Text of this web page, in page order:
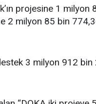
projesine 1 milyon
2 milyon 85 bin
3 milyon 912 bin